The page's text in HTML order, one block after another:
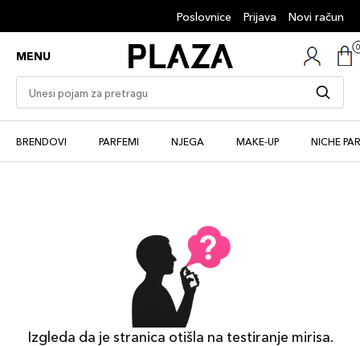
Poslovnice Prijava Novi račun
MENU
BRENDOVI PARFEMI NJEGA MAKE-UP NICHE
Izgleda da je stranica otišla na testiranje mirisa.